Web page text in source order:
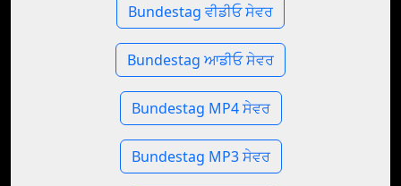
Bundestag ਵੀਡੀਓ ਸੇਵਰ
Bundestag ਆਡੀਓ ਸੇਵਰ
Bundestag MP4 ਸੇਵਰ
Bundestag MP3 ਸੇਵਰ